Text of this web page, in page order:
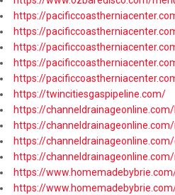
https://
https://
https://
https://
https://
https://twincitiesgaspipeline.com/
https://
https://
https://
https://
https://
https://